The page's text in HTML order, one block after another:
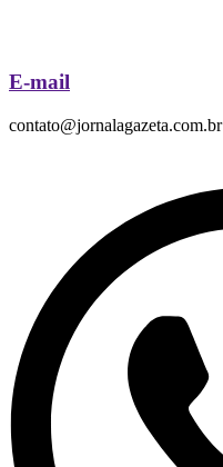
E-mail
contato@jornalagazeta.com.br